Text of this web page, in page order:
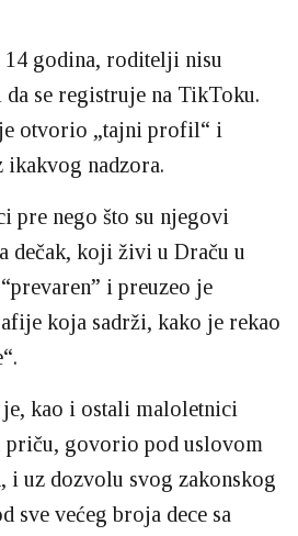
14 godina, roditelji nisu
se registruje na TikToku.
otvorio „tajni profil“ i
nadzora.
pre nego što su njegovi
dečak, koji živi u Draču u
i preuzeo je
koja sadrži, kako je rekao
kao i ostali maloletnici
priču, govorio pod uslovom
i uz dozvolu svog zakonskog
sve većeg broja dece sa